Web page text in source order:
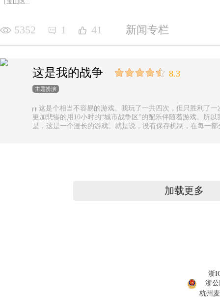
5352 1 41 新闻专栏
这是我的战争 8.3
主题扮演
这是个相当不容易的游戏。我玩了一共四次，但只胜利了
更加悲惨的用10小时的“城市战争区”的配乐伴随着游戏。所
是，这是一个漫长的游戏。就是说，没有保存机制，在每一
加载更多
浙
浙公
杭州